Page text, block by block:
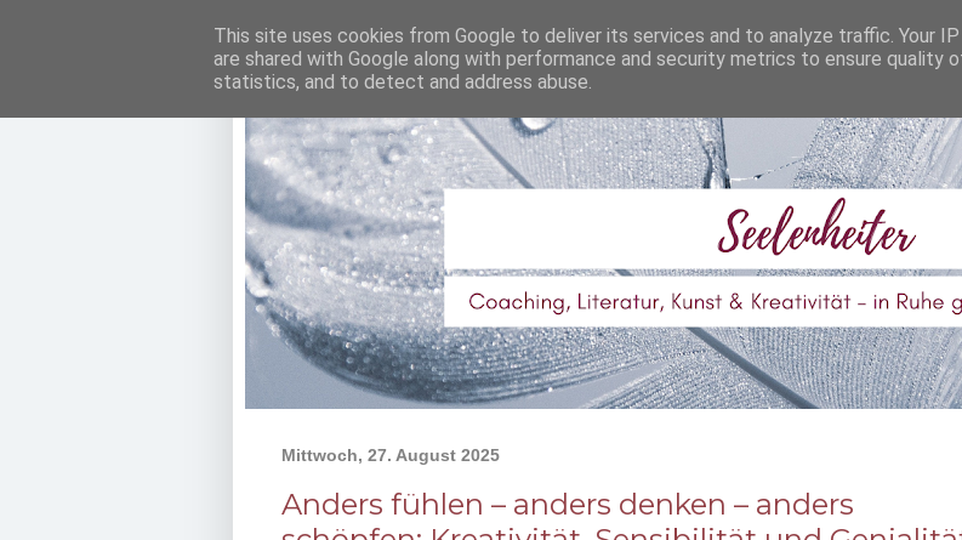
Mittwoch, 27. August 2025
Anders fühlen – anders denken – anders
This site uses cookies from Google to deliver its services and to analyze traffic. Your
are shared with Google along with performance and security metrics to ensure quality
statistics, and to detect and address abuse.